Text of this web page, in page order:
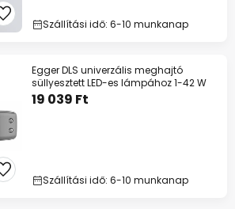
Szállítási idő: 6-10 munkanap
Egger DLS univerzális meghajtó
süllyesztett LED-es lámpához 1-42 W
19 039 Ft
Szállítási idő: 6-10 munkanap